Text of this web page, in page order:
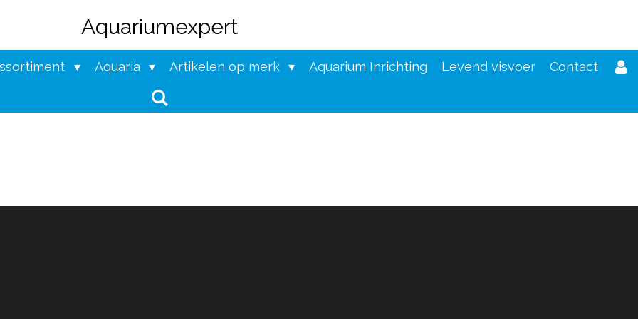
Aquariumexpert
Aquaria Artikelen op merk Aquarium Inrichting Levend visvoer Contact